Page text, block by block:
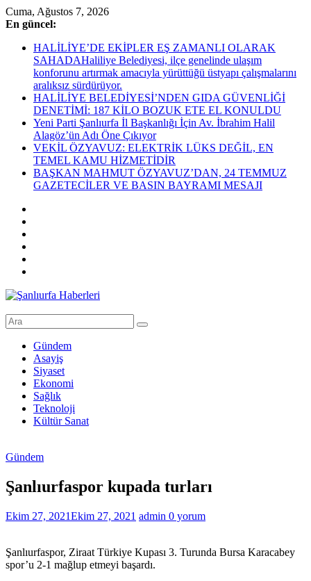
Skip
to
Cuma, Ağustos 7, 2026
En güncel:
HALİLİYE’DE EKİPLER EŞ ZAMANLI OLARAK
SAHADAHaliliye Belediyesi, ilçe genelinde ulaşım
konforunu artırmak amacıyla yürüttüğü üstyapı çalışmalarını
aralıksız sürdürüyor.
HALİLİYE BELEDİYESİ’NDEN GIDA GÜVENLİĞİ
DENETİMİ: 187 KİLO BOZUK ETE EL KONULDU
Yeni Parti Şanlıurfa İl Başkanlığı İçin Av. İbrahim Halil
Alagöz’ün Adı Öne Çıkıyor
VEKİL ÖZYAVUZ: ELEKTRİK LÜKS DEĞİL, EN
TEMEL KAMU HİZMETİDİR
BAŞKAN MAHMUT ÖZYAVUZ’DAN, 24 TEMMUZ
GAZETECİLER VE BASIN BAYRAMI MESAJI
Şanlıurfa
Dakika
Şanlıurfa
Haberleri
Gündem
Asayiş
Siyaset
Ekonomi
Sağlık
Teknoloji
Kültür Sanat
Gündem
Şanlıurfaspor kupada turları
Ekim 27, 2021Ekim 27, 2021 admin 0 yorum
Şanlıurfaspor, Ziraat Türkiye Kupası 3. Turunda Bursa Karacabey
spor’u 2-1 mağlup etmeyi başardı.